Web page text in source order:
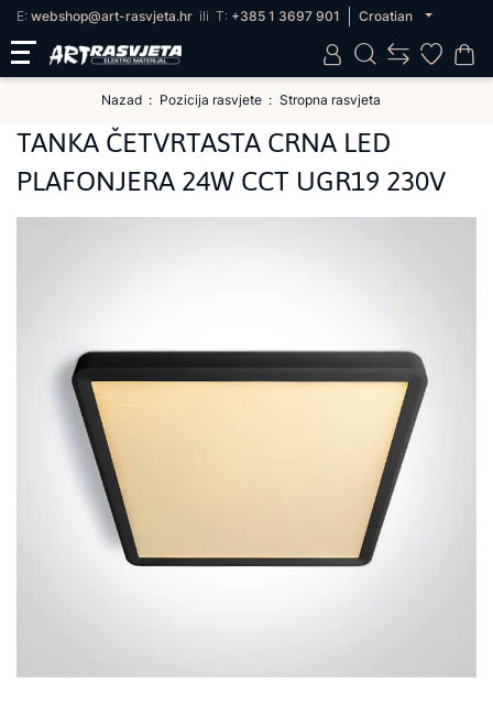
E: webshop@art-rasvjeta.hr ili T: +385 1 3697 901 Croatian
Nazad Pozicija rasvjete Stropna rasvjeta
TANKA ČETVRTASTA CRNA LED
PLAFONJERA 24W CCT UGR19 230V